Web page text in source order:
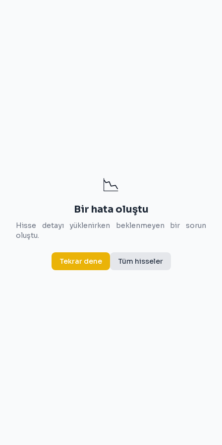
📉
Bir hata oluştu
Hisse detayı yüklenirken beklenmeyen bir sorun
oluştu.
Tekrar dene Tüm hisseler